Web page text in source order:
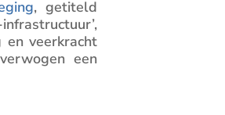
, getiteld
veerkracht
een